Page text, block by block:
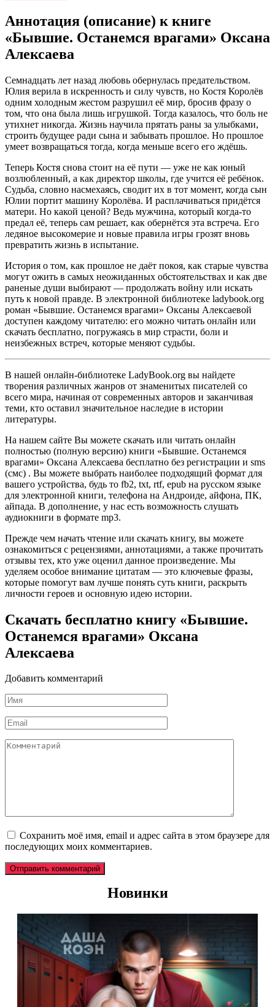
Аннотация (описание) к книге
«Бывшие. Останемся врагами» Оксана
Алексаева
Семнадцать лет назад любовь обернулась предательством.
Юлия верила в искренность и силу чувств, но Костя Королёв
одним холодным жестом разрушил её мир, бросив фразу о
том, что она была лишь игрушкой. Тогда казалось, что боль не
утихнет никогда. Жизнь научила прятать раны за улыбками,
строить будущее ради сына и забывать прошлое. Но прошлое
умеет возвращаться тогда, когда меньше всего его ждёшь.
Теперь Костя снова стоит на её пути — уже не как юный
возлюбленный, а как директор школы, где учится её ребёнок.
Судьба, словно насмехаясь, сводит их в тот момент, когда сын
Юлии портит машину Королёва. И расплачиваться придётся
матери. Но какой ценой? Ведь мужчина, который когда-то
предал её, теперь сам решает, как обернётся эта встреча. Его
ледяное высокомерие и новые правила игры грозят вновь
превратить жизнь в испытание.
История о том, как прошлое не даёт покоя, как старые чувства
могут ожить в самых неожиданных обстоятельствах и как две
раненые души выбирают — продолжать войну или искать
путь к новой правде. В электронной библиотеке ladybook.org
роман «Бывшие. Останемся врагами» Оксаны Алексаевой
доступен каждому читателю: его можно читать онлайн или
скачать бесплатно, погружаясь в мир страсти, боли и
неизбежных встреч, которые меняют судьбы.
В нашей онлайн-библиотеке LadyBook.org вы найдете
творения различных жанров от знаменитых писателей со
всего мира, начиная от современных авторов и заканчивая
теми, кто оставил значительное наследие в истории
литературы.
На нашем сайте Вы можете скачать или читать онлайн
полностью (полную версию) книги «Бывшие. Останемся
врагами» Оксана Алексаева бесплатно без регистрации и sms
(смс) . Вы можете выбрать наиболее подходящий формат для
вашего устройства, будь то fb2, txt, rtf, epub на русском языке
для электронной книги, телефона на Андроиде, айфона, ПК,
айпада. В дополнение, у нас есть возможность слушать
аудиокниги в формате mp3.
Прежде чем начать чтение или скачать книгу, вы можете
ознакомиться с рецензиями, аннотациями, а также прочитать
отзывы тех, кто уже оценил данное произведение. Мы
уделяем особое внимание цитатам — это ключевые фразы,
которые помогут вам лучше понять суть книги, раскрыть
личности героев и основную идею истории.
Скачать бесплатно книгу «Бывшие.
Останемся врагами» Оксана
Алексаева
Добавить комментарий
Имя
*
Email
*
Комментарий
Сохранить моё имя, email и адрес сайта в этом браузере для
последующих моих комментариев.
Новинки